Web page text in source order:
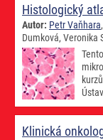
bariérové péče dle
1-4 v návaznosti
Výukové texty jsou
obsahující použití
práci s infekčním
využití poznatků
výuky předmětu
cvičení a
infekčním
Histologický
Autor: Petr Vaňhara
Dumková, Veronika
doplněk k
Preparáty, které
Klinická